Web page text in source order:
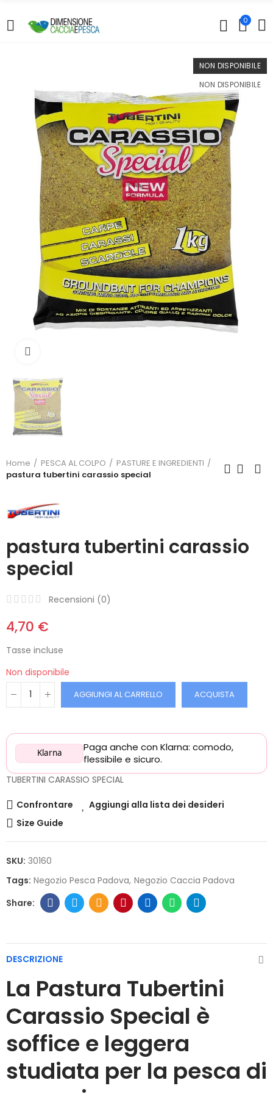
0
NON DISPONIBILE
NON DISPONIBILE
Home PESCA AL COLPO
PASTURE E INGREDIENTI
pastura tubertini carassio special
pastura tubertini carassio
special
Recensioni (0)
4,70 €
Tasse incluse
Non disponibile
AGGIUNGI AL CARRELLO ACQUISTA
Klarna
Paga anche con Klarna: comodo,
flessibile e sicuro.
TUBERTINI CARASSIO SPECIAL
Confrontare
Aggiungi alla lista dei desideri
Size Guide
SKU: 30160
Tags: Negozio Pesca Padova Negozio Caccia Padova
DESCRIZIONE
La Pastura Tubertini
Carassio Special è
soffice e leggera
studiata per la pesca di